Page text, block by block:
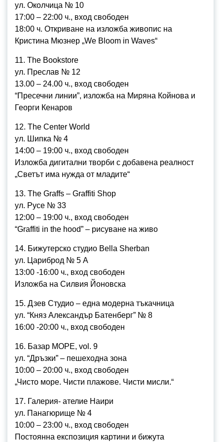
ул. Околчица № 10
17:00 – 22:00 ч., вход свободен
18:00 ч. Откриване на изложба живопис на
Кристина Мюзнер „We Bloom in Waves“
11. The Bookstore
ул. Преслав № 12
13.00 – 24.00 ч., вход свободен
“Пресечни линии”, изложба на Миряна Койнова и
Георги Кенаров
12. The Center World
ул. Шипка № 4
14:00 – 19:00 ч., вход свободен
Изложба дигитални творби с добавена реалност
„Светът има нужда от младите“
13. The Graffs – Graffiti Shop
ул. Русе № 33
12:00 – 19:00 ч., вход свободен
“Graffiti in the hood” – рисуване на живо
14. Бижутерско студио Bella Sherban
ул. Цариброд № 5 А
13:00 -16:00 ч., вход свободен
Изложба на Силвия Йоновска
15. Дзев Студио – една модерна тъкачница
ул. “Княз Александър Батенберг” № 8
16:00 -20:00 ч., вход свободен
16. Базар МОРЕ, vol. 9
ул. “Дръзки” – пешеходна зона
10:00 – 20:00 ч., вход свободен
„Чисто море. Чисти плажове. Чисти мисли.“
17. Галерия- ателие Наири
ул. Панагюрище № 4
10:00 – 23:00 ч., вход свободен
Постоянна експозиция картини и бижута